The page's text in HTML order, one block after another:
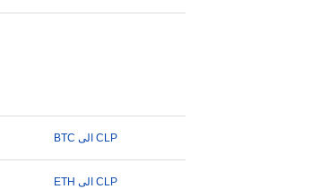
BTC الى CLP
ETH الى CLP